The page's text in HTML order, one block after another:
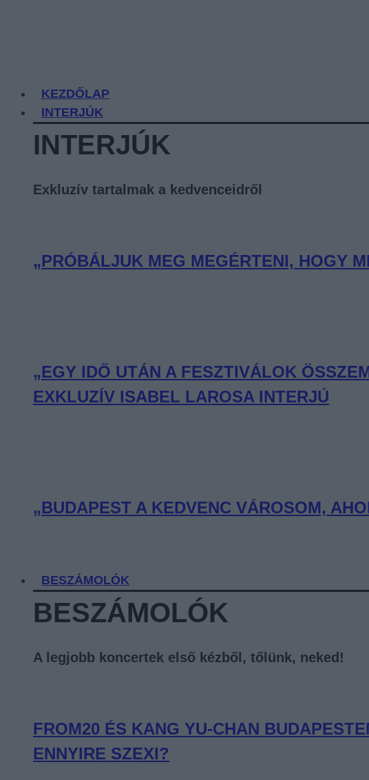
KEZDŐLAP
INTERJÚK
INTERJÚK
Exkluzív tartalmak a kedvenceidről
„PRÓBÁLJUK MEG MEGÉRTENI, HOGY
„EGY IDŐ UTÁN A FESZTIVÁLOK
EXKLUZÍV ISABEL LAROSA INTERJÚ
„BUDAPEST A KEDVENC VÁROSOM,
BESZÁMOLÓK
BESZÁMOLÓK
A legjobb koncertek első kézből, tőlünk, neked!
FROM20 ÉS KANG YU-CHAN
ENNYIRE SZEXI?